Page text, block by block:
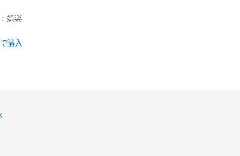
娯楽
購入